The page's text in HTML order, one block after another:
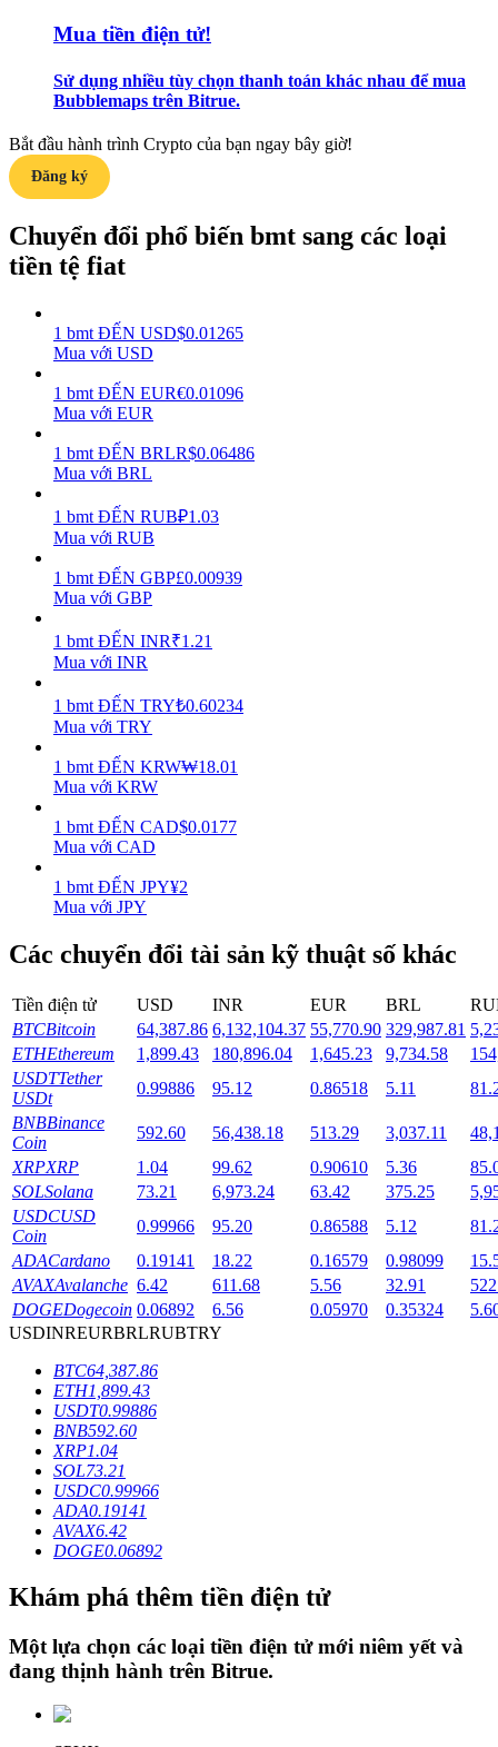
Học cách duy trì lợi nhuận
Power Piggy
Làm cho tài sản của bạn tăng giá trị đều đặn
Staking
Lợi nhuận cao và truy cập ngay lập tức
Launchpool
Đặt cọc linh hoạt để kiếm được các token phổ biến.
Khóa BTR
Khoản vay
Mua tiền điện tử!
Sử dụng nhiều tùy chọn thanh toán khác nhau để mua
Bubblemaps trên Bitrue.
Bắt đầu hành trình Crypto của bạn ngay bây giờ!
Đăng ký
Chuyển đổi phổ biến bmt sang các loại
tiền tệ fiat
1 bmt ĐẾN USD$0.01265
Mua với USD
1 bmt ĐẾN EUR€0.01096
Mua với EUR
1 bmt ĐẾN BRLR$0.06486
Mua với BRL
1 bmt ĐẾN RUB₽1.03
Mua với RUB
1 bmt ĐẾN GBP£0.00939
Mua với GBP
1 bmt ĐẾN INR₹1.21
Mua với INR
1 bmt ĐẾN TRY₺0.60234
Mua với TRY
1 bmt ĐẾN KRW₩18.01
Mua với KRW
1 bmt ĐẾN CAD$0.0177
Mua với CAD
1 bmt ĐẾN JPY¥2
Mua với JPY
Các chuyển đổi tài sản kỹ thuật số khác
Tiền điện tử USD INR EUR BRL
BTCBitcoin 64,387.86 6,132,104.37 55,770.90 329,987.81
ETHEthereum 1,899.43 180,896.04 1,645.23 9,734.58
USDTTether
USDt
0.99886 95.12 0.86518 5.11
BNBBinance
Coin
592.60 56,438.18 513.29 3,037.11
XRPXRP 1.04 99.62 0.90610 5.36
SOLSolana 73.21 6,973.24 63.42 375.25
USDCUSD
Coin
0.99966 95.20 0.86588 5.12
ADACardano 0.19141 18.22 0.16579 0.98099
AVAXAvalanche 6.42 611.68 5.56 32.91
DOGEDogecoin 0.06892 6.56 0.05970 0.35324
USDINREURBRLRUBTRY
BTC64,387.86
ETH1,899.43
USDT0.99886
BNB592.60
XRP1.04
SOL73.21
USDC0.99966
ADA0.19141
AVAX6.42
DOGE0.06892
Khám phá thêm tiền điện tử
Một lựa chọn các loại tiền điện tử mới niêm yết và
đang thịnh hành trên Bitrue.